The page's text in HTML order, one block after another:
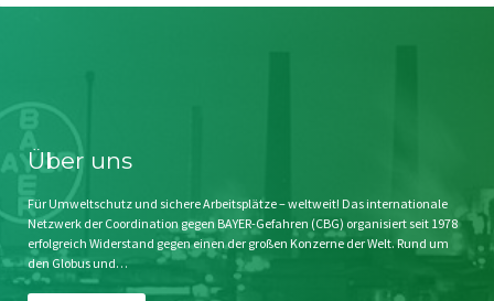
Kontakt
Impressum
Störfälle
Stichwort BAYER
Jahrestagung
SPENDEN
Über uns
Für Umweltschutz und sichere Arbeitsplätze – weltweit! Das internationale
Netzwerk der Coordination gegen BAYER-Gefahren (CBG) organisiert seit 1978
erfolgreich Widerstand gegen einen der großen Konzerne der Welt. Rund um
den Globus und…